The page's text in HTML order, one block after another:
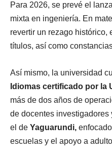
Para 2026, se prevé el
mixta en ingeniería. En
revertir un rezago histórico,
títulos, así como
Así mismo, la universidad
Idiomas certificado por la
más de dos años de
de docentes
el de Yaguarundi,
escuelas y el apoyo a